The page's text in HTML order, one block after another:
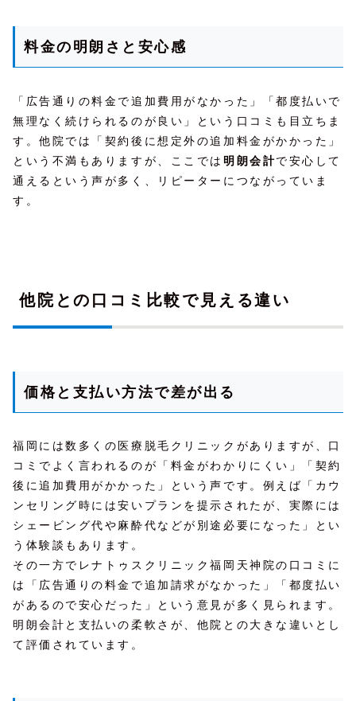
料金の明朗さと安心感
「広告通りの料金で追加費用がなかった」「都度払いで
無理なく続けられるのが良い」という口コミも目立ちま
す。他院では「契約後に想定外の追加料金がかかった」
という不満もありますが、ここでは 明朗会計で安心して
通えるという声が多く、リピーターにつながっていま
す。
他院との口コミ比較で見える違い
価格と支払い方法で差が出る
福岡には数多くの医療脱毛クリニックがありますが、口
コミでよく言われるのが「料金がわかりにくい」「契約
後に追加費用がかかった」という声です。例えば「カウ
ンセリング時には安いプランを提示されたが、実際には
シェービング代や麻酔代などが別途必要になった」とい
う体験談もあります。
その一方でレナトゥスクリニック福岡天神院の口コミに
は「広告通りの料金で追加請求がなかった」「都度払い
があるので安心だった」という意見が多く見られます。
明朗会計と支払いの柔軟さが、他院との大きな違いとし
て評価されています。